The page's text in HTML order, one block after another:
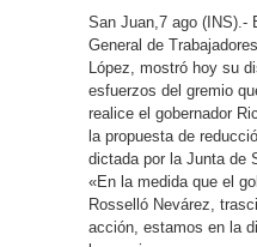
San Juan,7 ago (INS).-
General de
López, mostró hoy su
esfuerzos del gremio
realice el gobernador
la propuesta de
dictada por la Junta de
«En la medida que el
Rosselló Nevárez,
acción, estamos en la